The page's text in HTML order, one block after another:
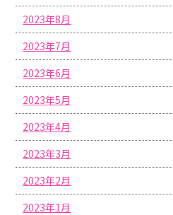
2023年8月
2023年7月
2023年6月
2023年5月
2023年4月
2023年3月
2023年2月
2023年1月